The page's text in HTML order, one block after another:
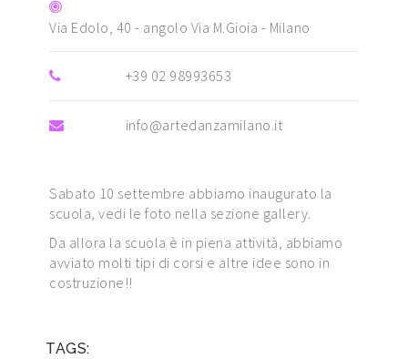
Via Edolo, 40 - angolo Via M.Gioia - Milano
+39 02 98993653
info@artedanzamilano.it
Sabato 10 settembre abbiamo inaugurato la
scuola, vedi le foto nella sezione gallery.
Da allora la scuola è in piena attività, abbiamo
avviato molti tipi di corsi e altre idee sono in
costruzione!!
TAGS: